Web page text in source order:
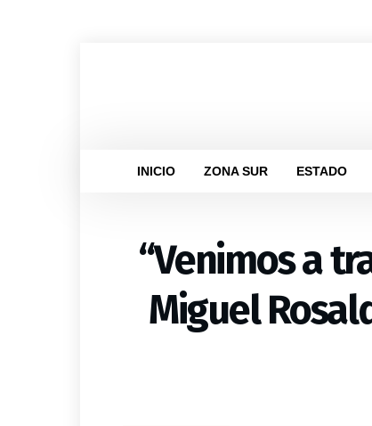
INICIO ZONA SUR ESTADO
“Venimos a
Miguel